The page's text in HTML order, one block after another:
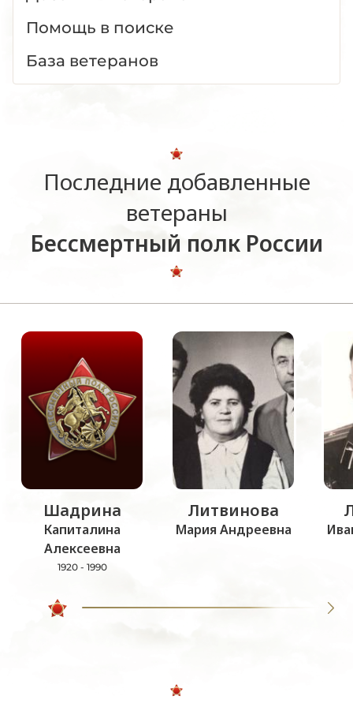
Помощь в поиске
База ветеранов
Последние добавленные
ветераны
Бессмертный полк России
Шадрина
Капиталина
Алексеевна
1920 - 1990
Литвинова
Мария Андреевна